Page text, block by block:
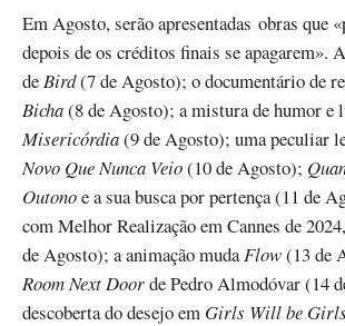
Em Agosto, serão apresentadas obras que
depois de os créditos finais se apagarem».
deBird(7 de Agosto); o documentário de
Bicha(8 de Agosto); a mistura de humor e
Misericórdia(9 de Agosto); uma peculiar
Novo Que Nunca Veio(10 de Agosto);
Outonoe a sua busca por pertença (11 de
com Melhor Realização em Cannes de 2024,
de Agosto); a animação mudaFlow(13 de
Room Next Doorde Pedro Almodóvar (14
descoberta do desejo em Girls Will be Girls